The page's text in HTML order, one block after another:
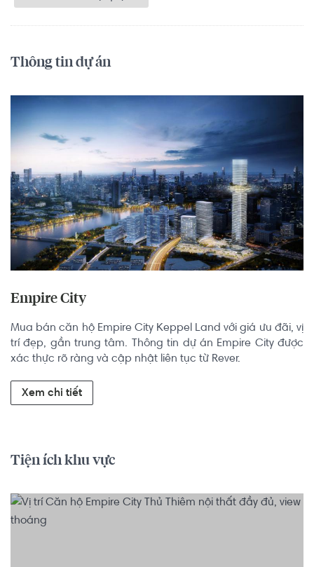
Thông tin dự án
Empire City
Mua bán căn hộ Empire City Keppel Land với giá ưu đãi, vị
trí đẹp, gần trung tâm. Thông tin dự án Empire City được
xác thực rõ ràng và cập nhật liên tục từ Rever.
Xem chi tiết
Tiện ích khu vực